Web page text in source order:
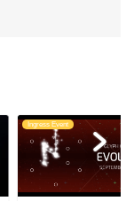
Ingress Event